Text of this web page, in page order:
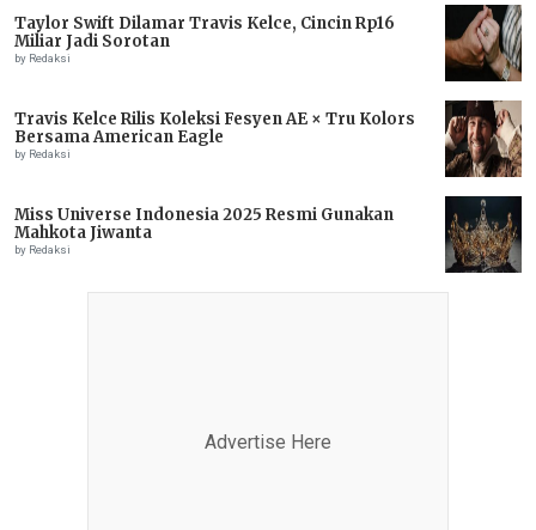
Taylor Swift Dilamar Travis Kelce, Cincin Rp16
Miliar Jadi Sorotan
by Redaksi
Travis Kelce Rilis Koleksi Fesyen AE × Tru Kolors
Bersama American Eagle
by Redaksi
Miss Universe Indonesia 2025 Resmi Gunakan
Mahkota Jiwanta
by Redaksi
Advertise Here